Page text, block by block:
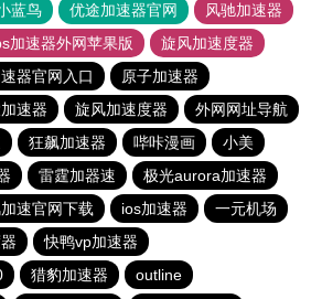
蓝鸟 优途加速器官网
风驰加速器
加速器外网苹果版
旋风加速度器
器官网入口
原子加速器
速器 旋风加速度器
外网网址导航
狂飙加速器 哔咔漫画
小美
雷霆加器速
极光aurora加速器
速官网下载 ios加速器
一元机场
快鸭vp加速器
猎豹加速器 outline